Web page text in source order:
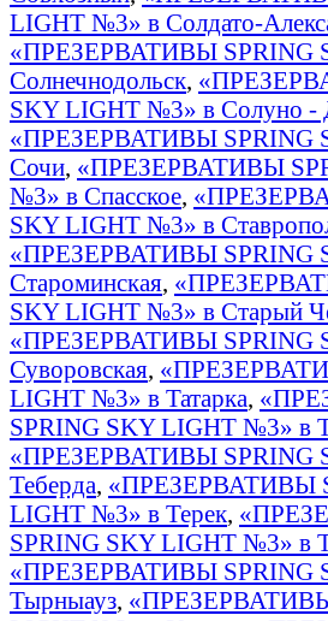
LIGHT №3» в Солдато-
«ПРЕЗЕРВАТИВЫ SPRING
Солнечнодольск,
SKY LIGHT №3» в Солуно -
«ПРЕЗЕРВАТИВЫ SPRING
Сочи, «ПРЕЗЕРВАТИВЫ
№3» в Спасское,
SKY LIGHT №3» в
«ПРЕЗЕРВАТИВЫ SPRING
Староминская,
SKY LIGHT №3» в Старый
«ПРЕЗЕРВАТИВЫ SPRING
Суворовская,
LIGHT №3» в Татарка,
SPRING SKY LIGHT №3» в
«ПРЕЗЕРВАТИВЫ SPRING
Теберда, «ПРЕЗЕРВАТИВЫ
LIGHT №3» в Терек,
SPRING SKY LIGHT №3» в
«ПРЕЗЕРВАТИВЫ SPRING
Тырныауз,